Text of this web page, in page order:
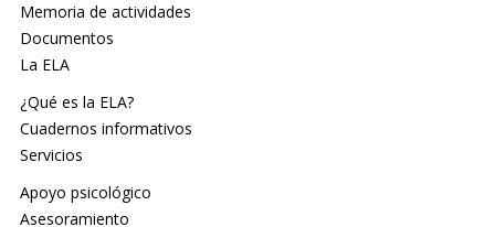
Memoria de actividades
Documentos
La ELA
¿Qué es la ELA?
Cuadernos informativos
Servicios
Apoyo psicológico
Asesoramiento